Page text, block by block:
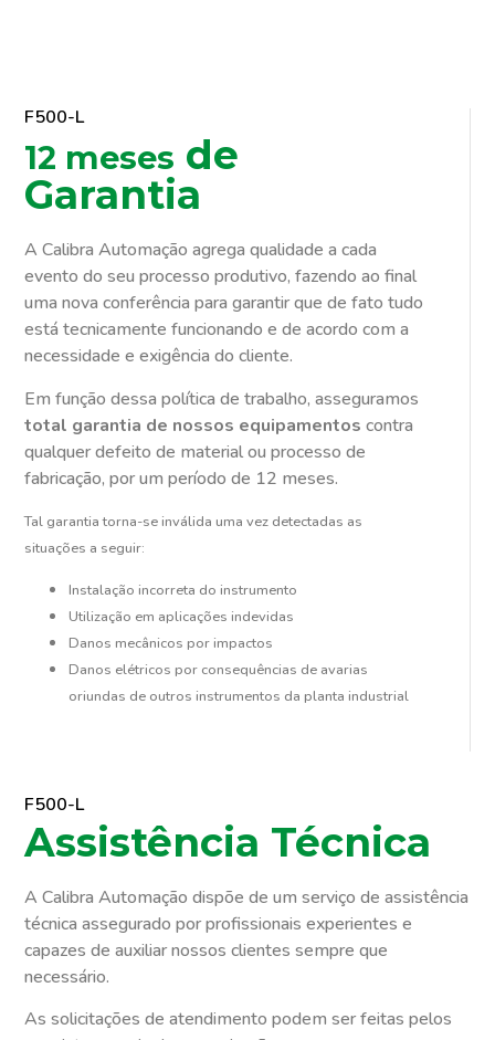
F500-L
12 meses de
Garantia
A Calibra Automação agrega qualidade a cada
evento do seu processo produtivo, fazendo ao final
uma nova conferência para garantir que de fato tudo
está tecnicamente funcionando e de acordo com a
necessidade e exigência do cliente.
Em função dessa política de trabalho, asseguramos
total garantia de nossos equipamentos contra
qualquer defeito de material ou processo de
fabricação, por um período de 12 meses.
Tal garantia torna-se inválida uma vez detectadas as
situações a seguir:
Instalação incorreta do instrumento
Utilização em aplicações indevidas
Danos mecânicos por impactos
Danos elétricos por consequências de avarias
oriundas de outros instrumentos da planta industrial
F500-L
Assistência Técnica
A Calibra Automação dispõe de um serviço de assistência
técnica assegurado por profissionais experientes e
capazes de auxiliar nossos clientes sempre que
necessário.
As solicitações de atendimento podem ser feitas pelos